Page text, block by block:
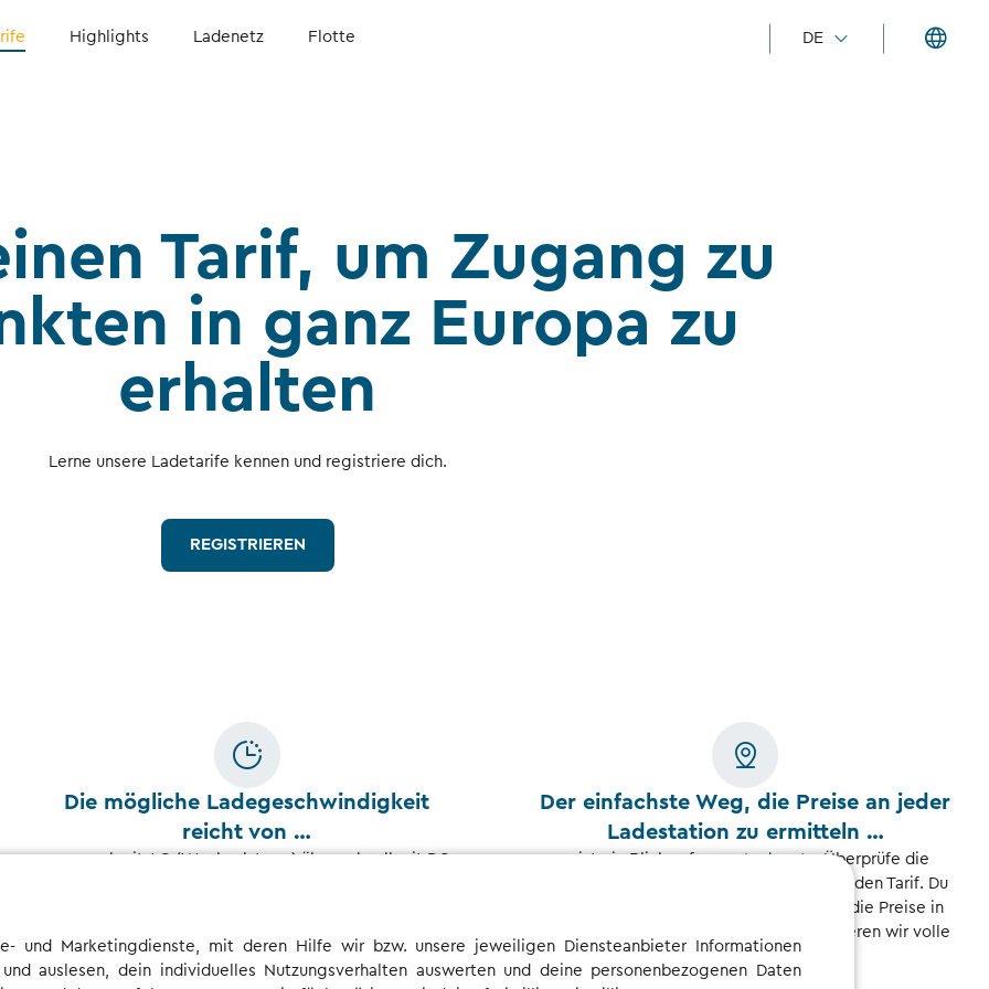
DE
Highlights Ladenetz Flotte
Tarif, um Zugang zu
in ganz Europa zu
erhalten
Lerne unsere Ladetarife kennen und registriere dich.
REGISTRIEREN
Die mögliche Ladegeschwindigkeit
reicht von …
… normal mit AC (Wechselstrom) über schnell mit DC
Der einfachste Weg, die Preise an jeder
Ladestation zu ermitteln …
... ist ein Blick auf unserLadenetz. Überprüfe die
Preisangaben für jeden Ladepunkt und jeden Tarif. Du
kannst bereits vor deiner Registrierung die Preise in
unserem Ladenetz einsehen - so garantieren wir volle
Transparenz.
und Marketingdienste, mit deren Hilfe wir bzw. unsere jeweiligen Diensteanbieter Informationen
auslesen, dein individuelles Nutzungsverhalten auswerten und deine personenbezogenen Daten